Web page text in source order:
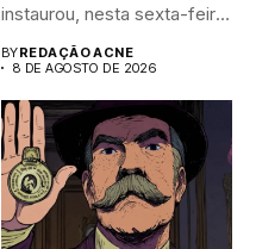
instaurou, nesta sexta-feira
BYREDAÇÃO ACNE
8 DE AGOSTO DE 2026